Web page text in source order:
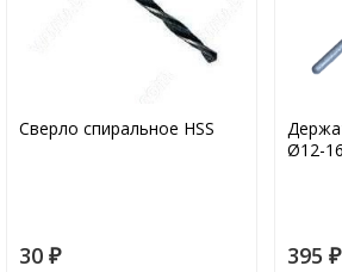
Сверло спиральное HSS
30 ₽
Ø12-
395 ₽